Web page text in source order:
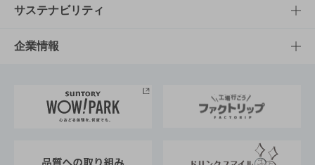
商品発売情報
栄養成分一覧
キャンペーン
工場見学
地域情報
文化・スポーツTOP
サントリーホール
サントリーサンバーズ大阪
サステナビリティ
サステナビリティTOP
サントリーが考えるサステナビリティ経営
企業情報
企業概要